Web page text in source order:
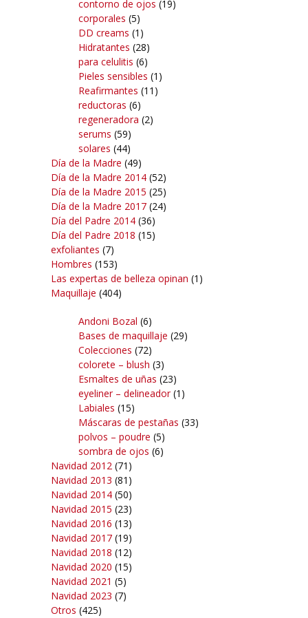
contorno de ojos (19)
corporales (5)
DD creams (1)
Hidratantes (28)
para celulitis (6)
Pieles sensibles (1)
Reafirmantes (11)
reductoras (6)
regeneradora (2)
serums (59)
solares (44)
Día de la Madre (49)
Día de la Madre 2014 (52)
Día de la Madre 2015 (25)
Día de la Madre 2017 (24)
Día del Padre 2014 (36)
Día del Padre 2018 (15)
exfoliantes (7)
Hombres (153)
Las expertas de belleza opinan (1)
Maquillaje (404)
Andoni Bozal (6)
Bases de maquillaje (29)
Colecciones (72)
colorete – blush (3)
Esmaltes de uñas (23)
eyeliner – delineador(1)
Labiales (15)
Máscaras de pestañas (33)
polvos – poudre (5)
sombra de ojos (6)
Navidad 2012 (71)
Navidad 2013 (81)
Navidad 2014 (50)
Navidad 2015 (23)
Navidad 2016 (13)
Navidad 2017 (19)
Navidad 2018 (12)
Navidad 2020 (15)
Navidad 2021 (5)
Navidad 2023 (7)
Otros (425)